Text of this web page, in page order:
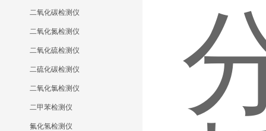
二氧化碳检测仪
二氧化氮检测仪
二氧化硫检测仪
二硫化碳检测仪
二氧化氯检测仪
二甲苯检测仪
氟化氢检测仪